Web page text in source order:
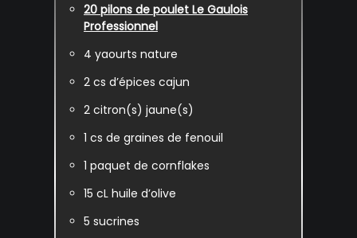
20 pilons de poulet Le Gaulois
Professionnel
4 yaourts nature
2 cs d’épices cajun
2 citron(s) jaune(s)
1 cs de graines de fenouil
1 paquet de cornflakes
15 cL huile d’olive
5 sucrines